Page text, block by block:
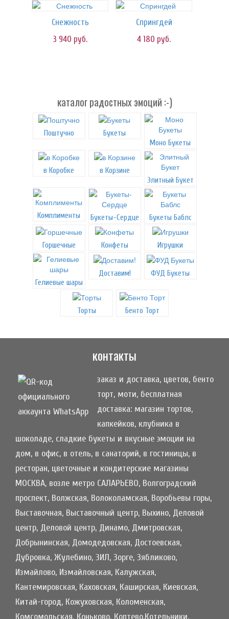
Снежность
3 940 руб.
Спрингдей
4 180 руб.
каталог радостных эмоций :-)
Поштучно
Букеты
Моно Букеты
в Коробке
в Корзине
Элитный Букет
Комплименты Букеты-Сердце Букеты Баблс
Горшечные Конфеты Игрушки
Гелиевые шары
Доставим! ФУД Букеты
Торты Бенто Торт
контакты
заказ и доставка, цветов, бенто
торт, моти, бесплатная
доставка: магазин тортов,
капкейков, клубника в
шоколаде, сладкие букеты и вкусные эмоции на
дом, в офис, в отель, в санаторий, в гостиницы, в
ресторан, цветочные и кондитерские магазины
МОСКВА, возле метро САЛАРЬЕВО, Волгоградский
проспект, Волжская, Волоколамская, Воробьевы горы,
Выставочная, Выставочный центр, Выхино, Деловой
центр, Деловой центр, Динамо, Дмитровская,
Добрынинская, Домодедовская, Достоевская,
Дубровка, Жулебино, ЗИЛ, Зорге, Зябликово,
Измайлово, Измайловская, Калужская,
Кантемировская, Каховская, Каширская, Киевская,
Китай-город, Кожуховская, Коломенская,
Комсомольская, Коньково, Коптево,Котельники,